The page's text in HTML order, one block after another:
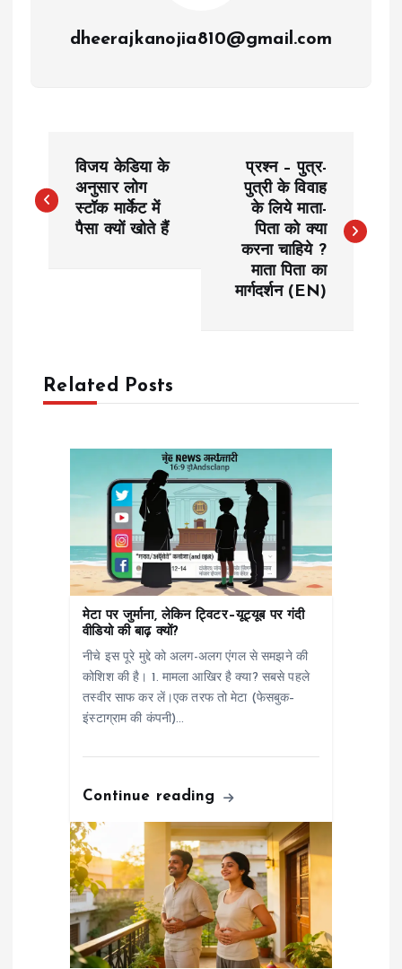
dheerajkanojia810@gmail.com
o
a
v
विजय केडिया के
अनुसार लोग
स्टॉक मार्केट में
पैसा क्यों खोते हैं
प्रश्न – पुत्र-
पुत्री के विवाह
के लिये माता-
पिता को क्या
करना चाहिये ?
माता पिता का
मार्गदर्शन (EN)
Related Posts
मेटा पर जुर्माना, लेकिन ट्विटर–यूट्यूब पर गंदी
वीडियो की बाढ़ क्यों?
नीचे इस पूरे मुद्दे को अलग-अलग एंगल से समझने की
कोशिश की है। 1. मामला आखिर है क्या? सबसे पहले
तस्वीर साफ कर लें।एक तरफ तो मेटा (फेसबुक–
इंस्टाग्राम की कंपनी)…
Continue reading